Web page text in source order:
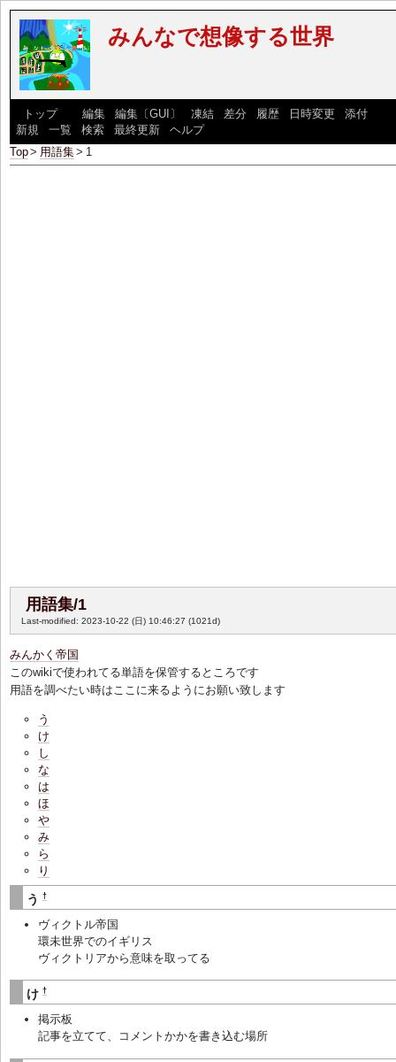
みんなで想像する世界
トップ] [ 編集| 編集〔GUI〕 凍結| 差分 履歴| 日時変更 添付] [
新規
一覧 検索| 最終更新| ヘルプ]
Top> 用語集> 1
用語集/1
Last-modified: 2023-10-22 (日) 10:46:27 (1021d)
みんかく帝国
このwikiで使われてる単語を保管するところです
用語を調べたい時はここに来るようにお願い致します
う
け
し
な
は
ほ
や
み
ら
り
う †
ヴィクトル帝国
環未世界でのイギリス
ヴィクトリアから意味を取ってる
け †
掲示板
記事を立てて、コメントかかを書き込む場所